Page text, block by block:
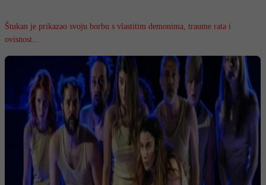
Štukan je prikazao svoju borbu s vlastitim demonima, traume rata i
ovisnost...